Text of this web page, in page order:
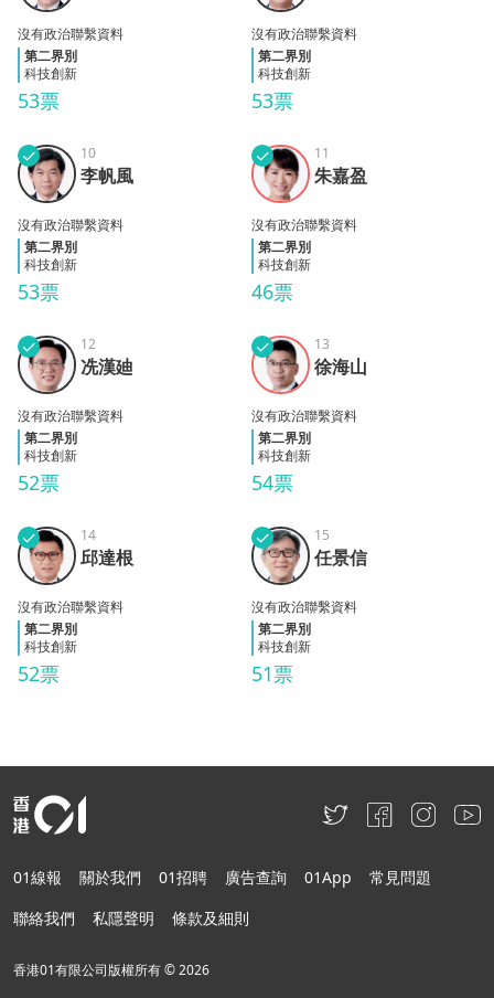
53票
沒有政治聯繫資料
第二界別
科技創新
53票
沒有政治聯繫資料
第二界別
科技創新
李帆
風
✓
53票
10
李帆風
沒有政治聯繫資料
第二界別
科技創新
朱嘉
盈
✓
46票
11
朱嘉盈
沒有政治聯繫資料
第二界別
科技創新
冼漢
廸
✓
52票
12
冼漢廸
沒有政治聯繫資料
第二界別
科技創新
徐海
山
✓
54票
13
徐海山
沒有政治聯繫資料
第二界別
科技創新
邱達
根
✓
52票
14
邱達根
沒有政治聯繫資料
第二界別
科技創新
任景
信
✓
51票
15
任景信
沒有政治聯繫資料
第二界別
科技創新
01線報 關於我們 01招聘 廣告查詢 01App
常見問題
聯絡我們
私隱聲明 條款及細則
香港01有限公司版權所有 ©2026